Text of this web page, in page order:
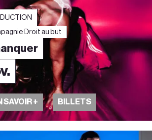
Droit au but
SAVOIR + BILLETS